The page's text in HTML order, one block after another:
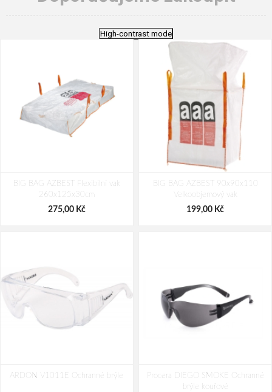
High-contrast mode
BIG BAG AZBEST Flexibilní vak
260x125x30cm
275,00 Kč
BIG BAG AZBEST 90x90x110
Velkoobjemový vak
199,00 Kč
ARDON V1011E Ochranné brýle
Procera DIEGO SMOKE Ochranné
brýle kouřové